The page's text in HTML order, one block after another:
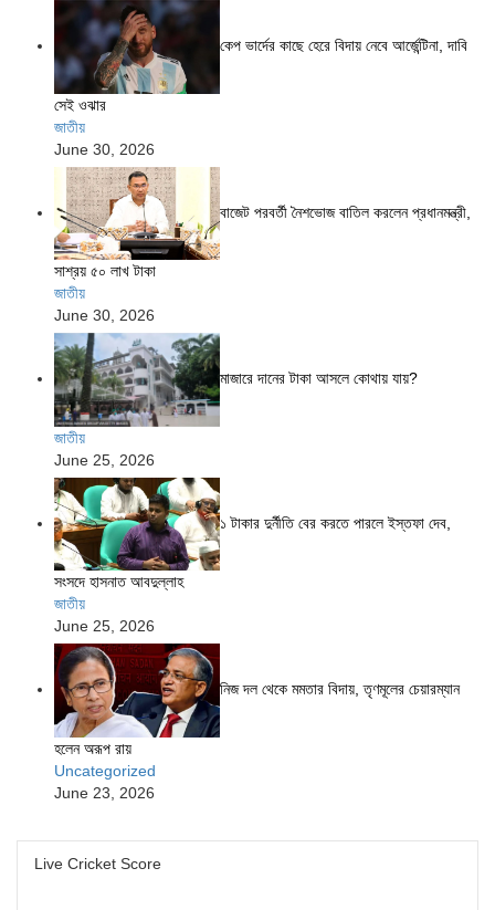
কেপ ভার্দের কাছে হেরে বিদায় নেবে আর্জেন্টিনা, দাবি
সেই ওঝার
জাতীয়
June 30, 2026
বাজেট পরবর্তী নৈশভোজ বাতিল করলেন প্রধানমন্ত্রী,
সাশ্রয় ৫০ লাখ টাকা
জাতীয়
June 30, 2026
মাজারে দানের টাকা আসলে কোথায় যায়?
জাতীয়
June 25, 2026
১ টাকার দুর্নীতি বের করতে পারলে ইস্তফা দেব,
সংসদে হাসনাত আবদুল্লাহ
জাতীয়
June 25, 2026
নিজ দল থেকে মমতার বিদায়, তৃণমূলের চেয়ারম্যান
হলেন অরূপ রায়
Uncategorized
June 23, 2026
Live Cricket Score